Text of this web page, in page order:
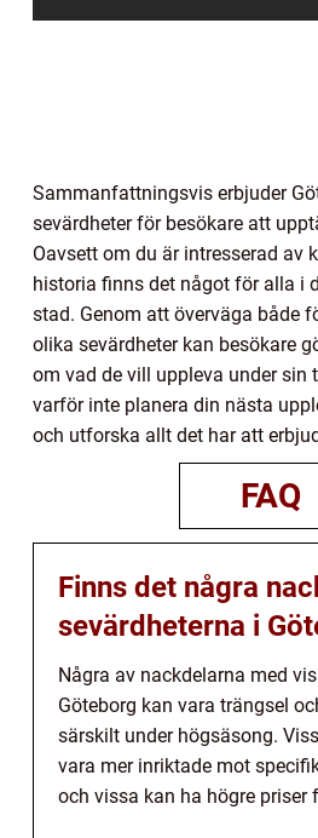
Sammanfattningsvis erbjuder
sevärdheter för besökare att
Oavsett om du är intresserad av
historia finns det något för alla i
stad. Genom att överväga både
olika sevärdheter kan besökare
om vad de vill uppleva under sin
varför inte planera din nästa
och utforska allt det har att
FAQ
Finns det några
sevärdheterna i
Några av nackdelarna med
Göteborg kan vara trängsel
särskilt under högsäsong.
vara mer inriktade mot
och vissa kan ha högre priser